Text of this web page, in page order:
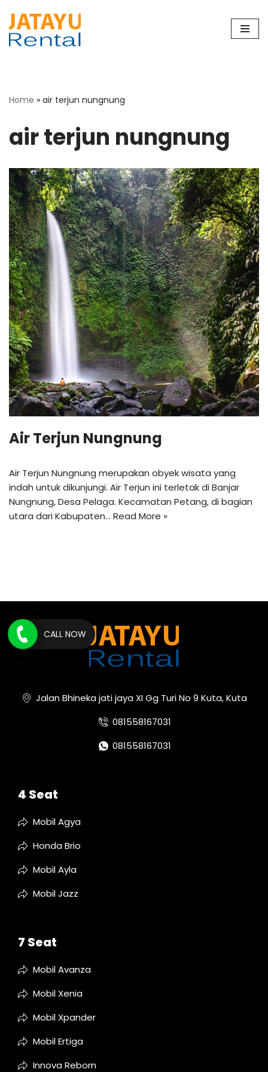
Skip
to
Home » air terjun nungnung
air terjun nungnung
Air Terjun Nungnung
Air Terjun Nungnung merupakan obyek wisata yang
indah untuk dikunjungi. Air Terjun ini terletak di Banjar
Nungnung, Desa Pelaga. Kecamatan Petang, di bagian
utara dari Kabupaten… Read More »
Jalan Bhineka jati jaya XI Gg Turi No 9 Kuta, Kuta
081558167031
081558167031
4 Seat
Mobil Agya
Honda Brio
Mobil Ayla
Mobil Jazz
7 Seat
Mobil Avanza
Mobil Xenia
Mobil Xpander
Mobil Ertiga
Innova Reborn
CALL NOW